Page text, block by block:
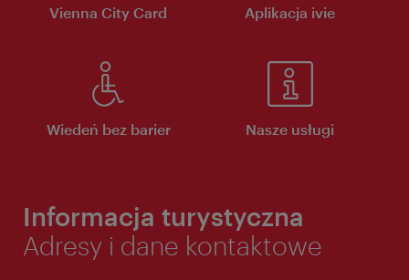
Vienna City Card Aplikacja ivie
Wiedeń bez barier Nasze usługi
Informacja turystyczna
Adresy i dane kontaktowe